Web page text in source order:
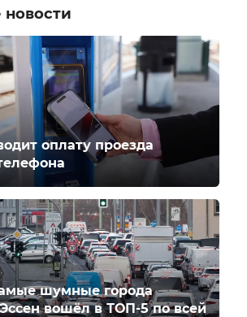
оплату проезда
шумные города
вошёл в ТОП-5 по всей